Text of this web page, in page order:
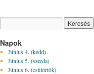
Napok
Június 4. (kedd)
Június 5. (szerda)
Június 6. (csütörtök)